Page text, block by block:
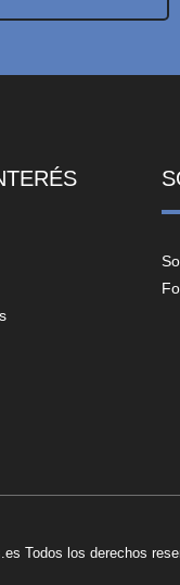
Todos los derechos